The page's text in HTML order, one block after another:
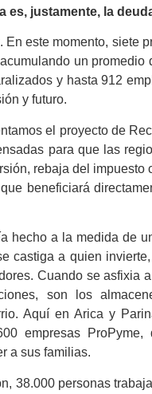
es, justamente, la
este momento, siete
un
y hasta 912
y futuro.
el proyecto de
para que las
rebaja del impuesto
beneficiará
hecho a la medida de
castiga a quien
Cuando se asfixia
son los
Aquí en Arica y
empresas
a sus familias.
38.000 personas